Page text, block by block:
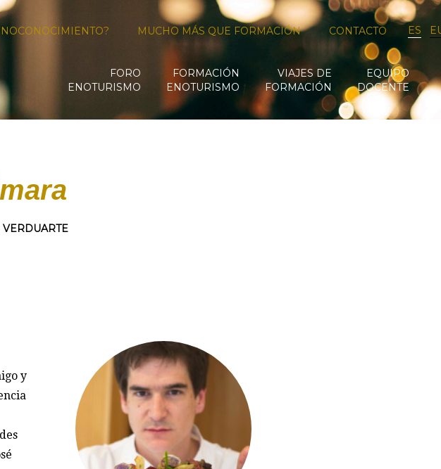
MUCHO MÁS QUE FORMACIÓN CONTACTO ES
FORO
ENOTURISMO
FORMACIÓN
ENOTURISMO
VIAJES DE
FORMACIÓN
EQUIPO
DOCENTE
y